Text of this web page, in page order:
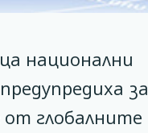
национални
за
от глобалните